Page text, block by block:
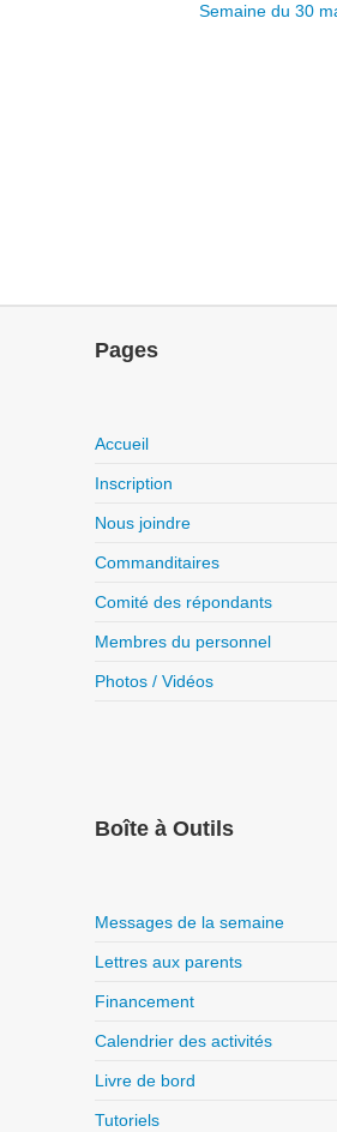
Semaine du 30
Pages
Accueil
Inscription
Nous joindre
Commanditaires
Comité des répondants
Membres du personnel
Photos / Vidéos
Boîte à Outils
Messages de la semaine
Lettres aux parents
Financement
Calendrier des activités
Livre de bord
Tutoriels